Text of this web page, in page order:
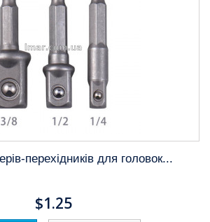
перехідників для головок...
$1.25